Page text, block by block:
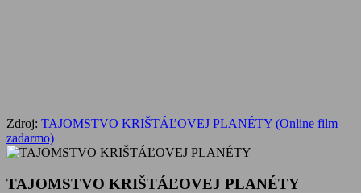
Zdroj: TAJOMSTVO KRIŠTÁĽOVEJ PLANÉTY (Online film
zadarmo)
TAJOMSTVO KRIŠTÁĽOVEJ PLANÉTY